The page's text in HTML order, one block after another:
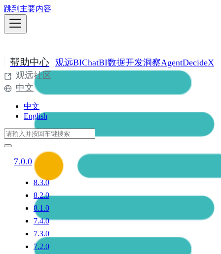
跳到主要内容
帮助中心 观远BIChatBI数据开发洞察AgentDecideX
观远社区
中文
中文
English
7.0.0
8.3.0
8.2.0
8.1.0
7.4.0
7.3.0
7.2.0